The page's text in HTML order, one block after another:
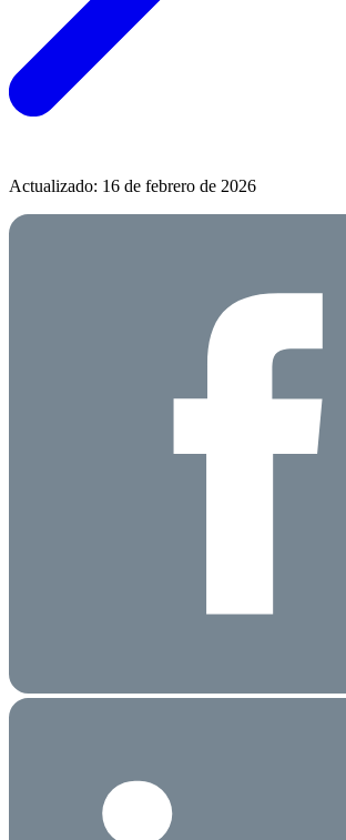
Actualizado: 16 de febrero de 2026